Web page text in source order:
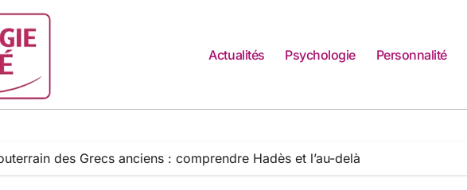
Actualités Psychologie Personnalité
des Grecs anciens : comprendre Hadès et l’au-delà